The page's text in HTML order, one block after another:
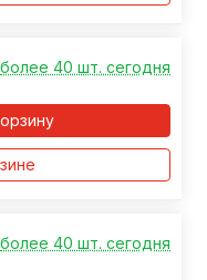
более 40 шт. сегодня
более 40 шт. сегодня